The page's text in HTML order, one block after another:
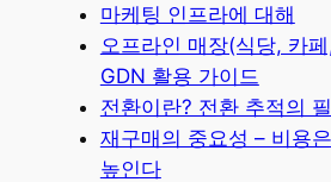
마케팅 인프라에 대해
오프라인 매장(식당, 카
GDN 활용 가이드
전환이란? 전환 추적의
재구매의 중요성 – 비용
높인다